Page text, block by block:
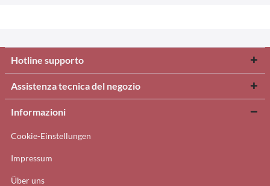
Hotline supporto
Assistenza tecnica del negozio
Informazioni
Cookie-Einstellungen
Impressum
Über uns